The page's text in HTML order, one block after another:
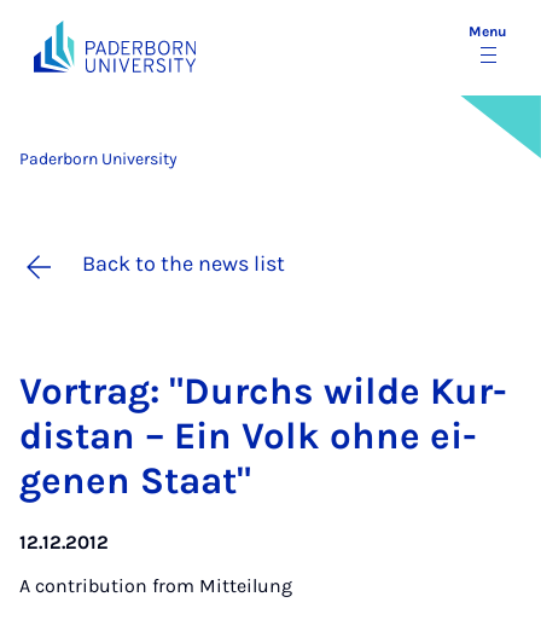
Menu
Paderborn University
Back to the news list
Vor­trag: "Durchs wilde Kur­
distan – Ein Volk ohne ei­
gen­en Staat"
12.12.2012
A contribution from Mitteilung